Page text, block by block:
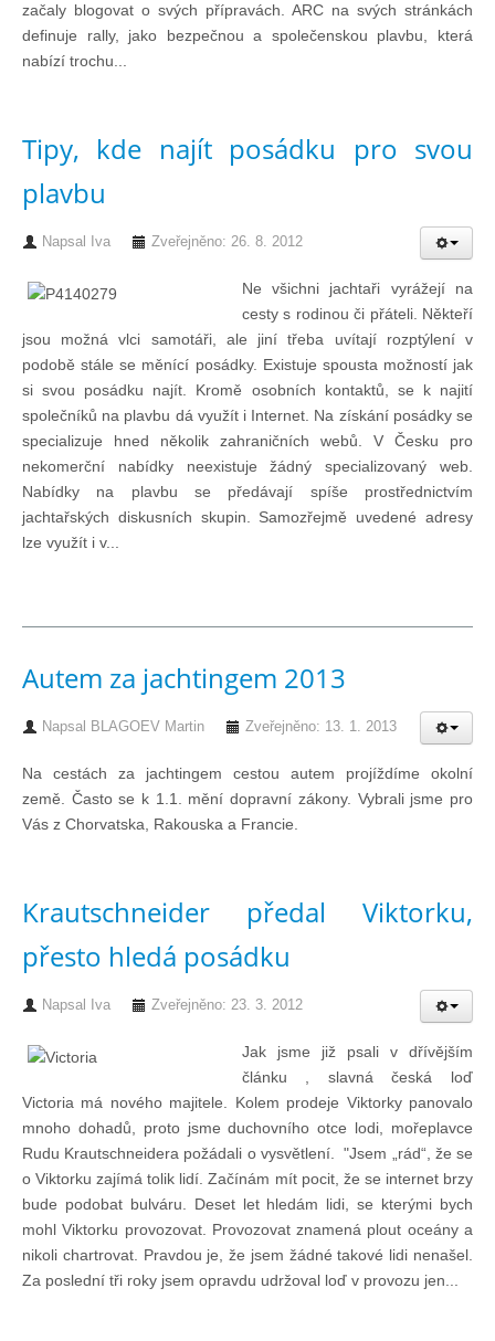
Mezinárodní pohár
Kvízy
Technika lodí
Přednášky
O plavbách českých jachtařů
Fotogalerie
Knihovna
Kontakt
Bazar
Mé inzeráty
začaly blogovat o svých přípravách. ARC na svých stránkách
definuje rally, jako bezpečnou a společenskou plavbu, která
nabízí trochu...
Tipy, kde najít posádku pro svou
plavbu
Napsal Iva Zveřejněno: 26. 8. 2012
Ne všichni jachtaři vyrážejí na
cesty s rodinou či přáteli. Někteří
jsou možná vlci samotáři, ale jiní třeba uvítají rozptýlení v
podobě stále se měnící posádky. Existuje spousta možností jak
si svou posádku najít. Kromě osobních kontaktů, se k najití
společníků na plavbu dá využít i Internet. Na získání posádky se
specializuje hned několik zahraničních webů. V Česku pro
nekomerční nabídky neexistuje žádný specializovaný web.
Nabídky na plavbu se předávají spíše prostřednictvím
jachtařských diskusních skupin. Samozřejmě uvedené adresy
lze využít i v...
Autem za jachtingem 2013
Napsal BLAGOEV Martin Zveřejněno: 13. 1. 2013
Na cestách za jachtingem cestou autem projíždíme okolní
země. Často se k 1.1. mění dopravní zákony. Vybrali jsme pro
Vás z Chorvatska, Rakouska a Francie.
Krautschneider předal Viktorku,
přesto hledá posádku
Napsal Iva Zveřejněno: 23. 3. 2012
Jak jsme již psali v dřívějším
článku , slavná česká loď
Victoria má nového majitele. Kolem prodeje Viktorky panovalo
mnoho dohadů, proto jsme duchovního otce lodi, mořeplavce
Rudu Krautschneidera požádali o vysvětlení. "Jsem „rád“, že se
o Viktorku zajímá tolik lidí. Začínám mít pocit, že se internet brzy
bude podobat bulváru. Deset let hledám lidi, se kterými bych
mohl Viktorku provozovat. Provozovat znamená plout oceány a
nikoli chartrovat. Pravdou je, že jsem žádné takové lidi nenašel.
Za poslední tři roky jsem opravdu udržoval loď v provozu jen...